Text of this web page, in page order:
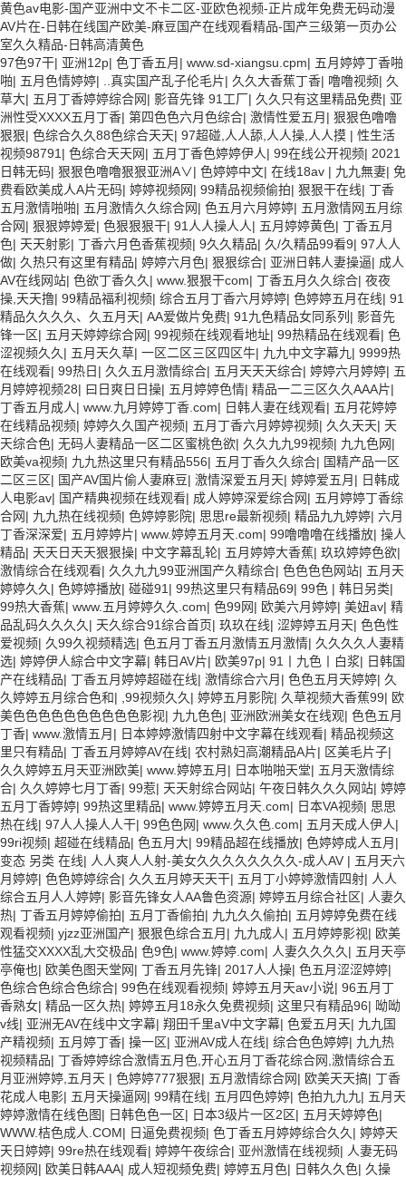
黄色av电影-国产亚洲中文不卡二区-亚欧色视频-正片成年免费无码动漫
AV片在-日韩在线国产欧美-麻豆国产在线观看精品-国产三级第一页办公
室久久精品-日韩高清黄色
97色97干| 亚洲12p| 色丁香五月 | www.sd-xiangsu.cpm| 五月婷婷丁香啪
啪| 五月色情婷婷| ..真实国产乱子伦毛片| 久久大香蕉丁香| 噜噜视频| 久
草大| 五月丁香婷婷综合网| 影音先锋 91工厂| 久久只有这里精品免费| 亚
洲性受XXXX五月丁香| 第四色色六月色综合| 激情性爱五月 | 狠狠色噜噜
狠狠| 色综合久久88色综合天天| 97超碰,人人舔,人人操,人人摸 | 性生活
视频98791 | 色综合天天网| 五月丁香色婷婷伊人| 99在线公开视频| 2021
日韩无码| 狠狠色噜噜狠狠亚洲A∨| 色婷婷中文| 在线18av | 九九無妻| 免
费看欧美成人A片无码| 婷婷视频网| 99精品视频偷拍| 狠狠干在线| 丁香
五月激情啪啪| 五月激情久久综合网| 色五月六月婷婷| 五月激情网五月综
合网| 狠狠婷婷爱| 色狠狠狠干| 91人人操人人| 五月婷婷黄色| 丁香五月
色| 天天射影| 丁香六月色香蕉视频| 9久久精品| 久/久精品99看9| 97人人
做| 久热只有这里有精品| 婷婷六月色| 狠狠综合| 亚洲日韩人妻操逼| 成人
AV在线网站| 色欲丁香久久 | www.狠狠干com| 丁香五月久久综合| 夜夜
操,天天撸| 99精品福利视频| 综合五月丁香六月婷婷| 色婷婷五月在线| 91
精品久久久久、久五月天| AA爱做片免费| 91九色精品女同系列 | 影音先
锋一区| 五月天婷婷综合网| 99视频在线观看地址| 99热精品在线观看| 色
涩视频久久 | 五月天久草| 一区二区三区四区牛| 九九中文字幕九 | 9999热
在线观看| 99热日 | 久久五月激情综合| 五月天天天综合| 婷婷六月婷婷| 五
月婷婷视频28| 曰日爽日日操| 五月婷婷色情| 精品一二三区久久AAA片|
丁香五月成人| www.九月婷婷丁香.com| 日韩人妻在线观看| 五月花婷婷
在线精品视频| 婷婷久久国产视频| 五月丁香六月婷婷视频| 久久天天| 天
天综合色| 无码人妻精品一区二区蜜桃色欲| 久久九九99视频| 九九色网|
欧美va视频| 九九热这里只有精品556| 五月丁香久久综合| 国精产品一区
二区三区| 国产AV国片偷人妻麻豆| 激情深爱五月天| 婷婷爱五月 | 日韩成
人电影av| 国产精典视频在线观看| 成人婷婷深爱综合网| 五月婷婷丁香综
合网| 九九热在线视频| 色婷婷影院| 思思re最新视频| 精品九九婷婷| 六月
丁香深深爱| 五月婷婷片| www.婷婷五月天.com| 99噜噜噜在线播放| 操人
精品| 天天日天天狠狠操| 中文字幕乱轮| 五月婷婷大香蕉| 玖玖婷婷色欲|
激情综合在线观看| 久久九九99亚洲国产久精综合| 色色色色网站| 五月天
婷婷久久 | 色婷婷播放| 碰碰91 | 99热这里只有精品69| 99色 | 韩日另类|
99热大香蕉| www.五月婷婷久久.com| 色99网| 欧美六月婷婷| 美妞av| 精
品乱码久久久久 | 天久综合91综合首页| 玖玖在线| 涩婷婷五月天| 色色性
爱视频| 久99久视频精选| 色五月丁香五月激情五月激情| 久久久久人妻精
选| 婷婷伊人綜合中文字幕| 韩日AV片| 欧美97p| 91丨九色丨白浆| 日韩国
产在线精品| 丁香五月婷婷超碰在线| 激情综合六月 | 色色五月天婷婷| 久
久婷婷五月综合色和| ,99视频久久 | 婷婷五月影院| 久草视频大香蕉99| 欧
美色色色色色色色色色色影视| 九九色色| 亚洲欧洲美女在线观| 色色五月
丁香| www.激情五月 | 日本婷婷激情四射中文字幕在线观看| 精品视频这
里只有精品| 丁香五月婷婷AV在线| 农村熟妇高潮精品A片| 区美毛片子|
久久婷婷五月天亚洲欧美| www.婷婷五月 | 日本啪啪天堂| 五月天激情综
合| 久久婷婷七月丁香| 99惹| 天天射综合网站| 午夜日韩久久久网站| 婷婷
五月丁香婷婷| 99热这里精品| www.婷婷五月天.com| 日本VA视频| 思思
热在线| 97人人操人人干| 99色色网| www.久久色.com| 五月天成人伊人|
99ri视频| 超碰在线精品| 色五月大| 99精品超在线播放| 色婷婷成人五月 |
变态 另类 在线| 人人爽人人射-美女久久久久久久久久-成人AV | 五月天六
月婷婷| 色色婷婷综合| 久久五月婷天天干| 五月丁小婷婷激情四射| 人人
综合五月人人婷婷| 影音先锋女人AA鲁色资源| 婷婷五月综合社区| 人妻久
热| 丁香五月婷婷偷拍| 五月丁香偷拍| 九九久久偷拍| 五月婷婷免费在线
观看视频| yjzz亚洲国产| 狠狠色综合五月 | 九九成人| 五月婷婷影视| 欧美
性猛交XXXX乱大交极品| 色9色| www.婷婷.com| 人妻久久久久 | 五月天亭
亭俺也| 欧美色图天堂网| 丁香五月先锋| 2017人人操| 色五月涩涩婷婷|
色综合色综合色综合| 99色在线观看视频| 婷婷五月天av小说| 96五月丁
香熟女| 精品一区久热| 婷婷五月18永久免费视频| 这里只有精品96| 呦呦
v线| 亚洲无AV在线中文字幕| 翔田千里aV中文字幕| 色爱五月天| 九九国
产精视频| 五月婷丁香| 操一区| 亚洲AV成人在线| 综合色色婷婷| 九九热
视频精品| 丁香婷婷综合激情五月色,开心五月丁香花综合网,激情综合五
月亚洲婷婷,五月天 | 色婷婷777狠狠| 五月激情综合网| 欧美天天搞| 丁香
花成人电影| 五月天操逼网| 99精在线| 五月四色婷婷| 色拍九九九 | 五月天
婷婷激情在线色图| 日韩色色一区| 日本3级片一区2区| 五月天婷婷色|
WWW.桔色成人.COM| 日逼免费视频| 色丁香五月婷婷综合久久 | 婷婷天
天日婷婷| 99re热在线观看| 婷婷午夜综合| 亚州激情在线视频| 人妻无码
视频网| 欧美日韩AAA| 成人短视频免费| 婷婷五月色| 日韩久久色| 久操